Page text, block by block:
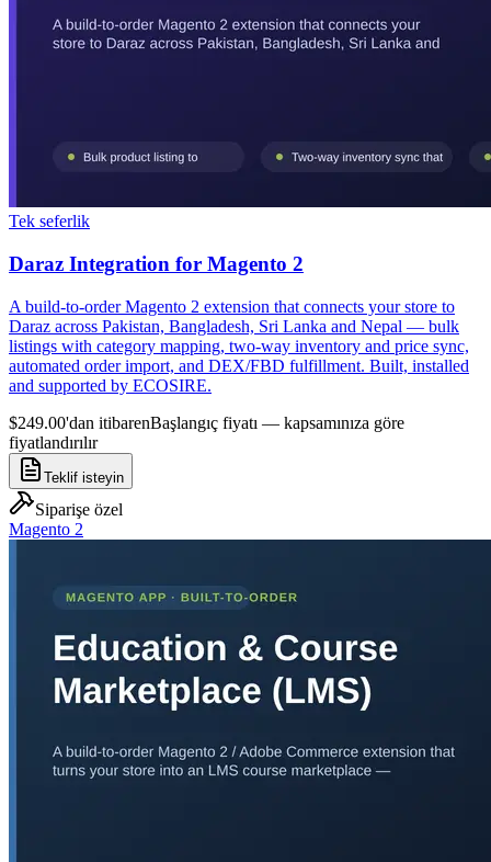
Tek seferlik
Daraz Integration for Magento 2
A build-to-order Magento 2 extension that connects your store to
Daraz across Pakistan, Bangladesh, Sri Lanka and Nepal — bulk
listings with category mapping, two-way inventory and price sync,
automated order import, and DEX/FBD fulfillment. Built, installed
and supported by ECOSIRE.
$249.00'dan itibarenBaşlangıç fiyatı — kapsamınıza göre
fiyatlandırılır
Teklif isteyin
Siparişe özel
Magento 2